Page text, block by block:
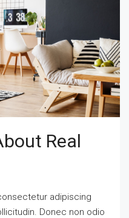
Real
adipiscing
Donec non odio